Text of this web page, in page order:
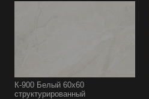
К-900 Белый 60х60
структурированный